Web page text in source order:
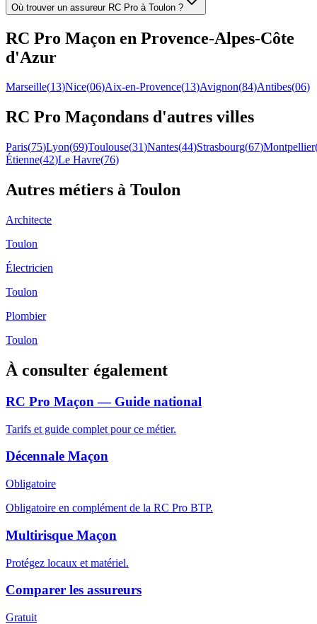
Où trouver un assureur RC Pro à Toulon ?
RC Pro Maçon en Provence-Alpes-Côte
d'Azur
Marseille(13)Nice(06)Aix-en-Provence(13)Avignon(84)Antibes(06)
RC Pro Maçondans d'autres villes
Paris(75)Lyon(69)Toulouse(31)Nantes(44)Strasbourg(67)Montpellier
Étienne(42)Le Havre(76)
Autres métiers à Toulon
Architecte
Toulon
Électricien
Toulon
Plombier
Toulon
À consulter également
RC Pro Maçon — Guide national
Tarifs et guide complet pour ce métier.
Décennale Maçon
Obligatoire
Obligatoire en complément de la RC Pro BTP.
Multirisque Maçon
Protégez locaux et matériel.
Comparer les assureurs
Gratuit